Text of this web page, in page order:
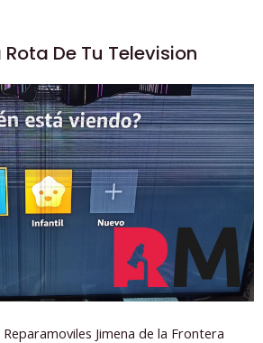
De Tu Television
Jimena de la Frontera